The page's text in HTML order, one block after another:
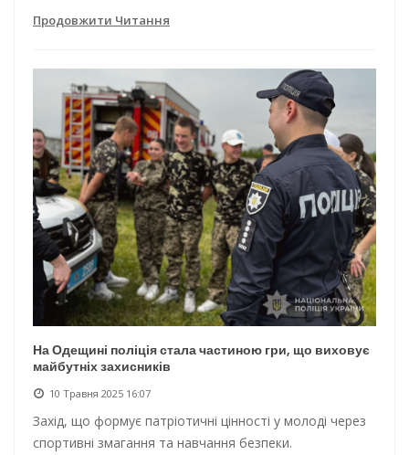
Продовжити Читання
На Одещині поліція стала частиною гри, що виховує
майбутніх захисників
10 Травня 2025 16:07
Захід, що формує патріотичні цінності у молоді через
спортивні змагання та навчання безпеки.